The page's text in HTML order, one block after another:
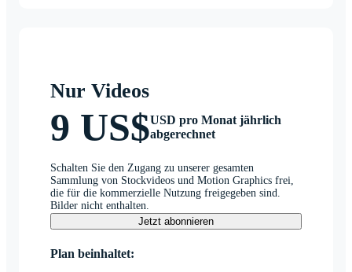
Nur Videos
9 US$USD pro Monat jährlich
abgerechnet
Schalten Sie den Zugang zu unserer gesamten
Sammlung von Stockvideos und Motion Graphics frei,
die für die kommerzielle Nutzung freigegeben sind.
Bilder nicht enthalten.
Jetzt abonnieren
Plan beinhaltet: